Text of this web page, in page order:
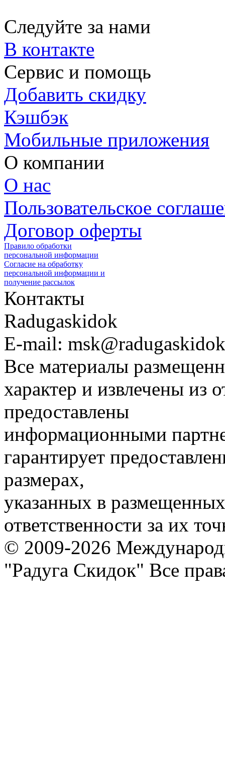
Следуйте за нами
В контакте
Сервис и помощь
Добавить скидку
Кэшбэк
Мобильные приложения
О компании
О нас
Пользовательское
Договор оферты
Правило обработки
персональной информации
Согласие на обработку
персональной информации и
получение рассылок
Контакты
Radugaskidok
E-mail:
Все материалы
характер и извлечены из
предоставлены
информационными
гарантирует
размерах,
указанных в
ответственности за их
© 2009-2026
"Радуга Скидок" Все